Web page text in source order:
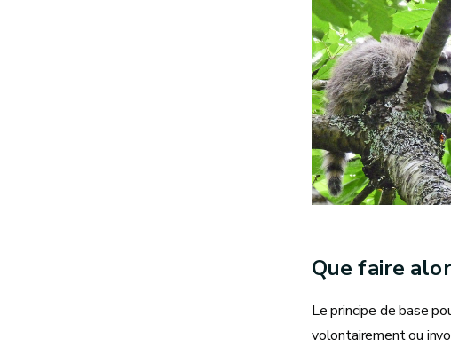
Que faire
Le principe de base
volontairement ou